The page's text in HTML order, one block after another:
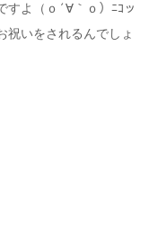
すよ（ｏ´∀｀ｏ）ﾆｺッ
祝いをされるんでしょ